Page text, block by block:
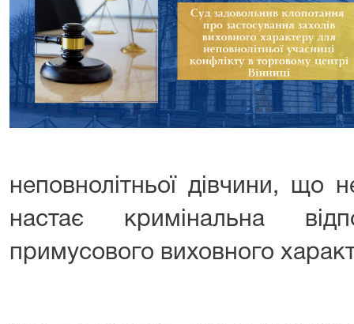
неповнолітньої дівчини, що
настає кримінальна
примусового виховного